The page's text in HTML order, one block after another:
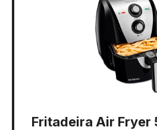
Fritadeira Air Fryer